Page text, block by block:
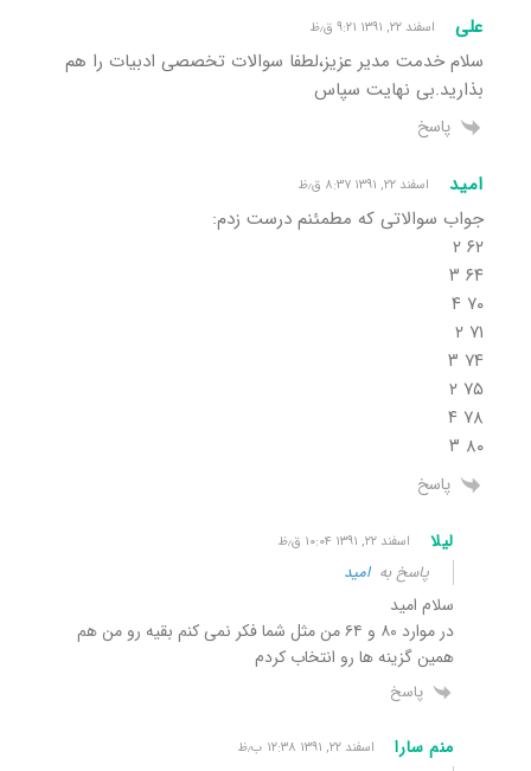
علی اسفند ۲۲, ۱۳۹۱ ۹:۲۱ ق٫ظ
سلام خدمت مدیر عزیز،لطفا سوالات تخصصی ادبیات را هم
بذارید.بی نهایت سپاس
پاسخ
امید اسفند ۲۲, ۱۳۹۱ ۸:۳۷ ق٫ظ
جواب سوالاتی که مطمئنم درست زدم:
۶۲ ۲
۶۴ ۳
۷۰ ۴
۷۱ ۲
۷۴ ۳
۷۵ ۲
۷۸ ۴
۸۰ ۳
پاسخ
لیلا اسفند ۲۲, ۱۳۹۱ ۱۰:۰۴ ق٫ظ
پاسخ بهامید
سلام امید
در موارد ۸۰ و ۶۴ من مثل شما فکر نمی کنم بقیه رو من هم
همین گزینه ها رو انتخاب کردم
پاسخ
منم سارا اسفند ۲۲, ۱۳۹۱ ۱۲:۳۸ ب٫ظ